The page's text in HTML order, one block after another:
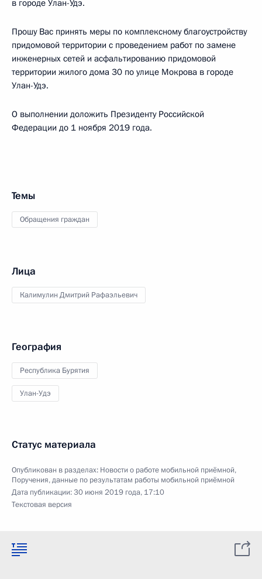
в городе Улан-Удэ.
Прошу Вас принять меры по комплексному благоустройству
придомовой территории с проведением работ по замене
инженерных сетей и асфальтированию придомовой
территории жилого дома 30 по улице Мокрова в городе
Улан-Удэ.
О выполнении доложить Президенту Российской
Федерации до 1 ноября 2019 года.
Темы
Обращения граждан
Лица
Калимулин Дмитрий Рафаэльевич
География
Республика Бурятия
Улан-Удэ
Статус материала
Опубликован в разделах: Новости о работе мобильной приёмной,
Поручения, данные по результатам работы мобильной приёмной
Дата публикации:30 июня 2019 года, 17:10
Текстовая версия